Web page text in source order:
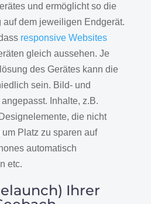
und ermöglicht so die
dem jeweiligen Endgerät.
responsive Websites
gleich aussehen. Je
des Gerätes kann die
sein. Bild- und
Inhalte, z.B.
die nicht
Platz zu sparen auf
automatisch
etc.
Ihrer